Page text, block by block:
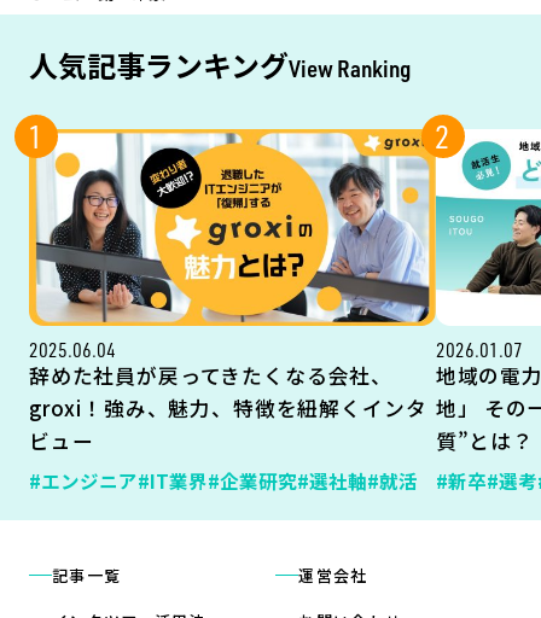
人気記事ランキングView Ranking
1
2025.06.04
辞めた社員が戻ってきたくなる会社、
groxi！強み、魅力、特徴を紐解くインタ
ビュー
#エンジニア#IT業界#企業研究#選社軸#就活
2
2026.01.07
地域の電
地」 その
質”とは？
#新卒#選考
記事一覧 運営会社